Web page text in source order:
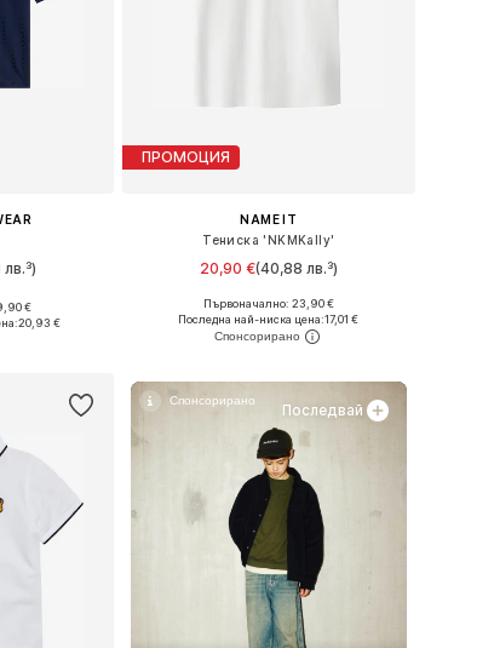
размери
€
20,93 €
ПРОМОЦИЯ
NAME IT
Тениска 'NKMKally'
20,90 €(40,88 лв.³)
Предлага се в много размери
Добави в кошницата
Първоначално: 23,90 €
Последна най-ниска цена:17,01 €